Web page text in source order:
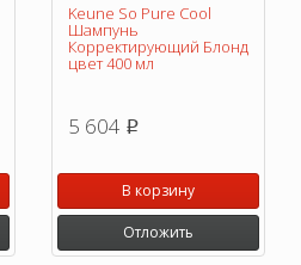
Keune So Pure Cool
Шампунь
Корректирующий Блонд
цвет 400 мл
5 604 p
В корзину
Отложить